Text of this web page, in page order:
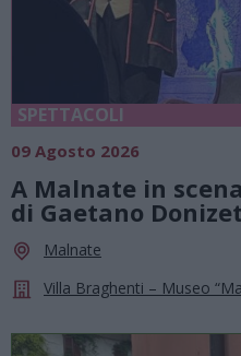
SPETTACOLI
09 Agosto 2026
A Malnate in
di Gaetano
Malnate
Villa Braghenti – Museo